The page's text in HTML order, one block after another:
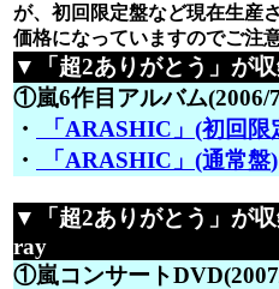
が、初回限定盤など現在生産
価格になっていますのでご注
▼「超2ありがとう」が
①嵐6作目アルバム(2006/
・
「ARASHIC」(初回
・
「ARASHIC」(通常盤)
▼「超2ありがとう」が
ray
①嵐コンサート